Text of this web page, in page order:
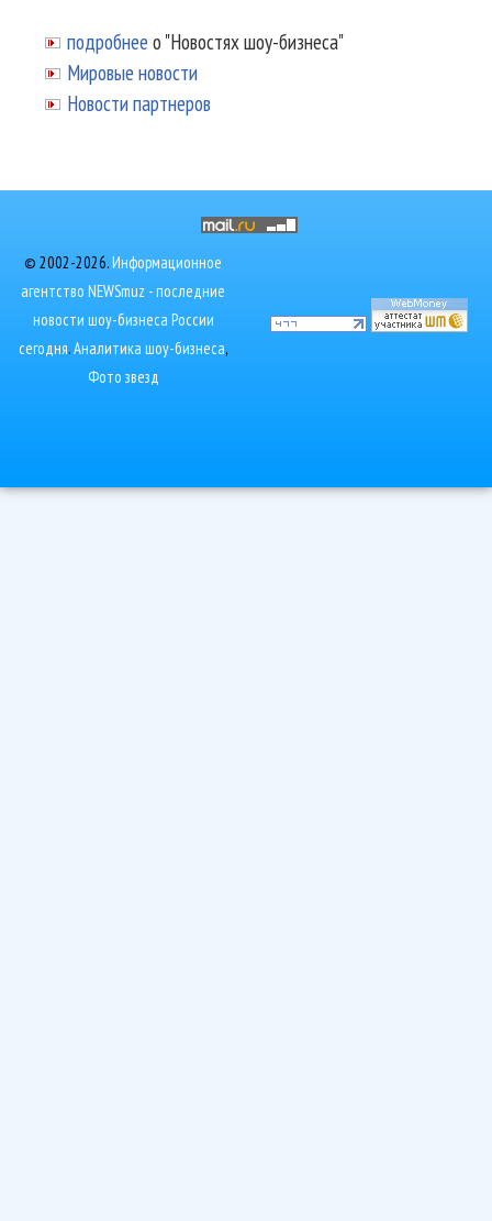
подробнее о "Новостях шоу-бизнеса"
Мировые новости
Новости партнеров
© 2002-2026.Информационное
агентство NEWSmuz - последние
новости шоу-бизнеса России
сегодня.Аналитика шоу-бизнеса,
Фото звезд